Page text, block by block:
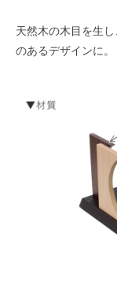
天然木の木目を生
のあるデザインに。